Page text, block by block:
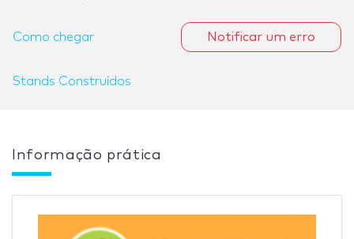
Como chegar
Stands Construídos
Notificar um erro
Informação prática